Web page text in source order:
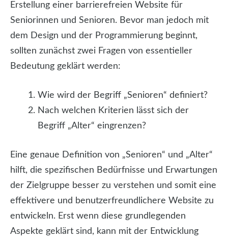
Erstellung einer barrierefreien Website für
Seniorinnen und Senioren. Bevor man jedoch mit
dem Design und der Programmierung beginnt,
sollten zunächst zwei Fragen von essentieller
Bedeutung geklärt werden:
Wie wird der Begriff „Senioren“ definiert?
Nach welchen Kriterien lässt sich der
Begriff „Alter“ eingrenzen?
Eine genaue Definition von „Senioren“ und „Alter“
hilft, die spezifischen Bedürfnisse und Erwartungen
der Zielgruppe besser zu verstehen und somit eine
effektivere und benutzerfreundlichere Website zu
entwickeln. Erst wenn diese grundlegenden
Aspekte geklärt sind, kann mit der Entwicklung